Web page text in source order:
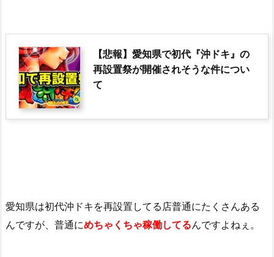
【悲報】愛知県で初代『沖ドキ』の
再設置祭が開催されそうな件につい
て
愛知県は初代沖ドキを再設置してる店普通にたくさんある
んですが、普通にめちゃくちゃ稼働してるんですよねぇ。